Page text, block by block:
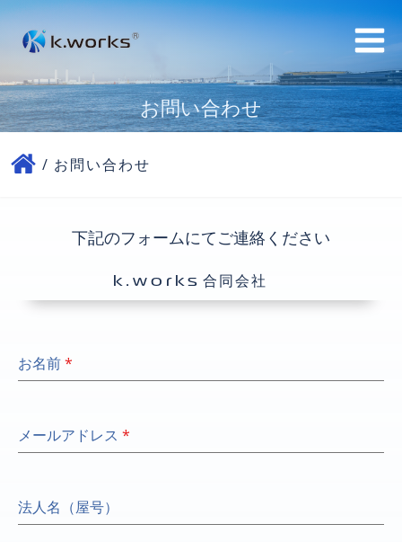
コ
ン
ツ
へ
プ
お問い合わせ
お問い合わせ
下記のフォームにてご連絡ください
k.works 合同会社
お名前*
メールアドレス *
法人名（屋号）